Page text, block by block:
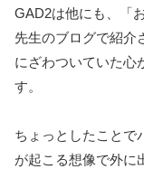
GAD2は他にも、「
先生のブログで紹介
にざわついていた心
す。
ちょっとしたことで
が起こる想像で外に